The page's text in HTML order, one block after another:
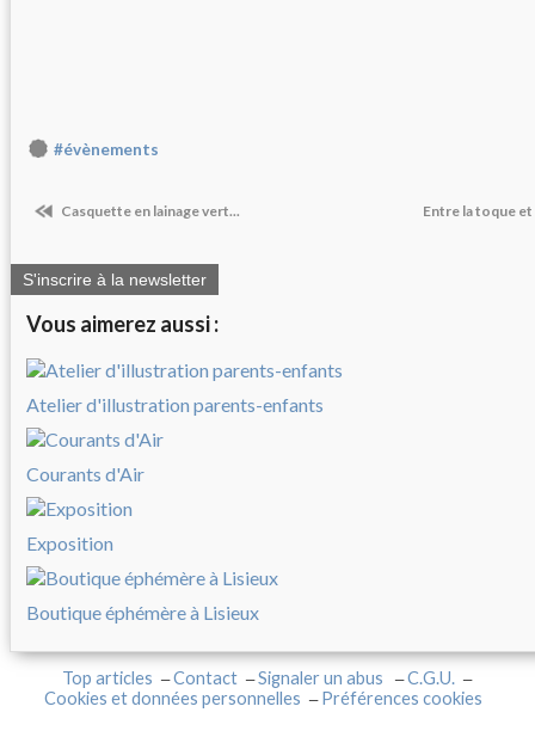
#évènements
Casquette en lainage vert... Entre la toque
S'inscrire à la newsletter
Vous aimerez aussi :
Atelier d'illustration parents-enfants
Courants d'Air
Exposition
Boutique éphémère à Lisieux
Top articles Contact Signaler un abus
C.G.U.
Cookies et données personnelles
Préférences cookies